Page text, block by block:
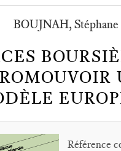
BOUJNAH, Stéphane
Référence